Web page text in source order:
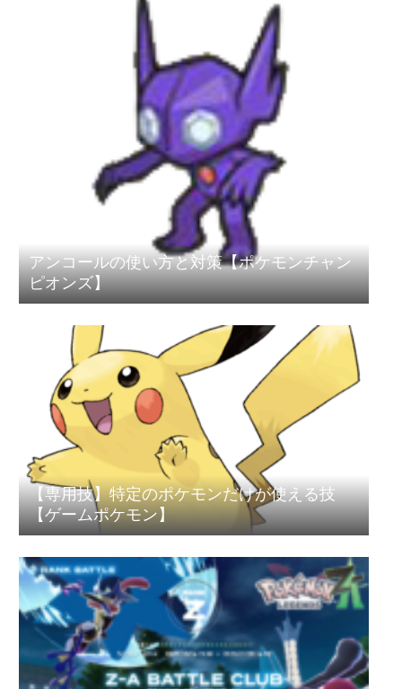
アンコールの使い方と対策【ポケモンチャン
ピオンズ】
【専用技】特定のポケモンだけが使える技
【ゲームポケモン】